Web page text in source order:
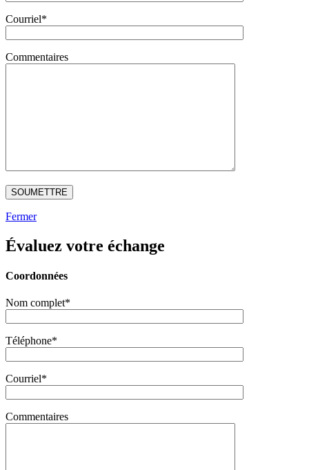
Courriel*
Commentaires
Fermer
Évaluez votre échange
Coordonnées
Nom complet*
Téléphone*
Courriel*
Commentaires